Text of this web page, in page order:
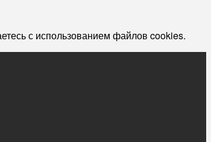
с использованием файлов cookies.